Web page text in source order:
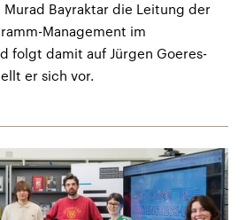
Murad Bayraktar die Leitung der
Management im
folgt damit auf Jürgen Goeres-
er sich vor.